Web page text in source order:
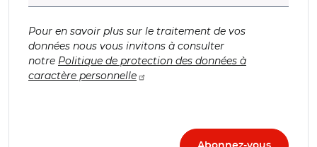
Pour en savoir plus sur le traitement de vos
données nous vous invitons à consulter
notre Politique de protection des données à
caractère personnelle